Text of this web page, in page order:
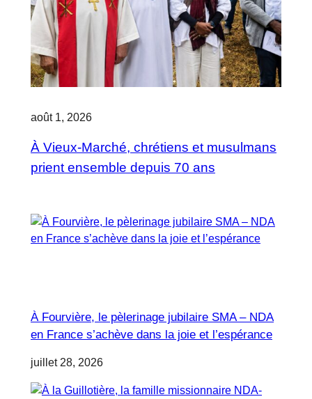
août 1, 2026
À Vieux-Marché, chrétiens et musulmans
prient ensemble depuis 70 ans
À Fourvière, le pèlerinage jubilaire SMA – NDA
en France s’achève dans la joie et l’espérance
juillet 28, 2026